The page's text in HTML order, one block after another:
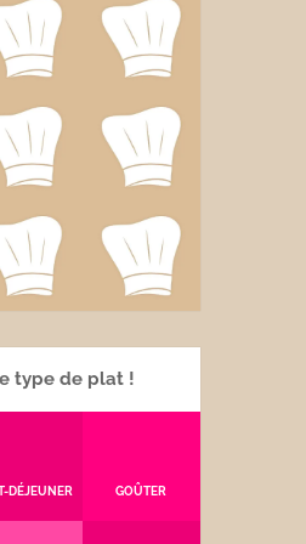
type de plat !
DÉJEUNER GOÛTER